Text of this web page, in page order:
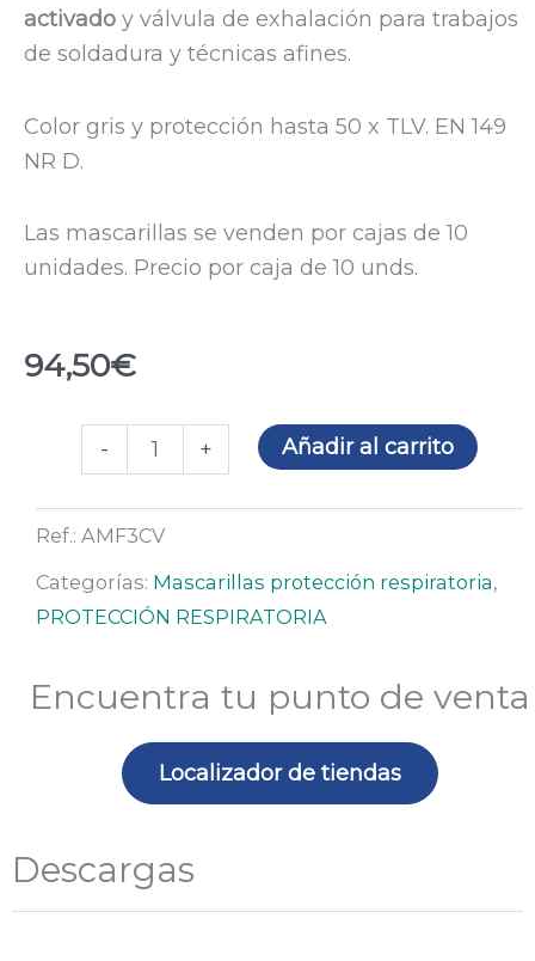
activado y válvula de exhalación para trabajos
de soldadura y técnicas afines.
Color gris y protección hasta 50 x TLV. EN 149
NR D.
Las mascarillas se venden por cajas de 10
unidades. Precio por caja de 10 unds.
94,50€
-
Mascarilla
AlphaFlow
FFP3CV
(10
unds)
cantidad
+ Añadir al carrito
Ref.: AMF3CV
Categorías: Mascarillas protección respiratoria,
PROTECCIÓN RESPIRATORIA
Encuentra tu punto de venta
Localizador de tiendas
Descargas